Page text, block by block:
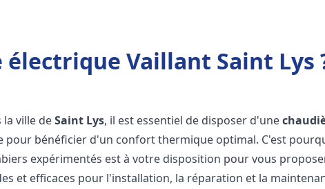
Vaillant Saint Lys
la ville deSaint Lys, il est essentiel de disposer d'une
pour bénéficier d'un confort thermique optimal. C'est
expérimentés est à votre disposition pour vous
et efficaces pour l'installation, la réparation et la